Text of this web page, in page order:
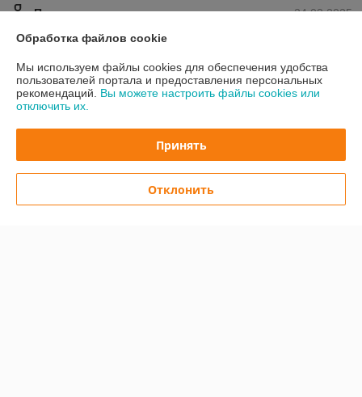
24.03.2025
Покупатель
Отлично
Заказала штору завесу прозрачную. Продавец очень вежливый, все
объяснил. Штора полосовая из ПВХ лент супер.
Обработка файлов cookie
Мы используем файлы cookies для обеспечения удобства
пользователей портала и предоставления персональных
рекомендаций. Вы можете настроить файлы cookies или
отключить их.
Принять
Отклонить